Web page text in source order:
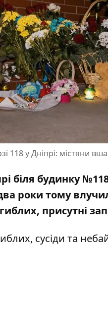
118 у Дніпрі: містяни
біля будинку
роки тому
присутні
сусіди та